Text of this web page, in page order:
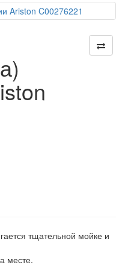
тщательной мойке и
месте.